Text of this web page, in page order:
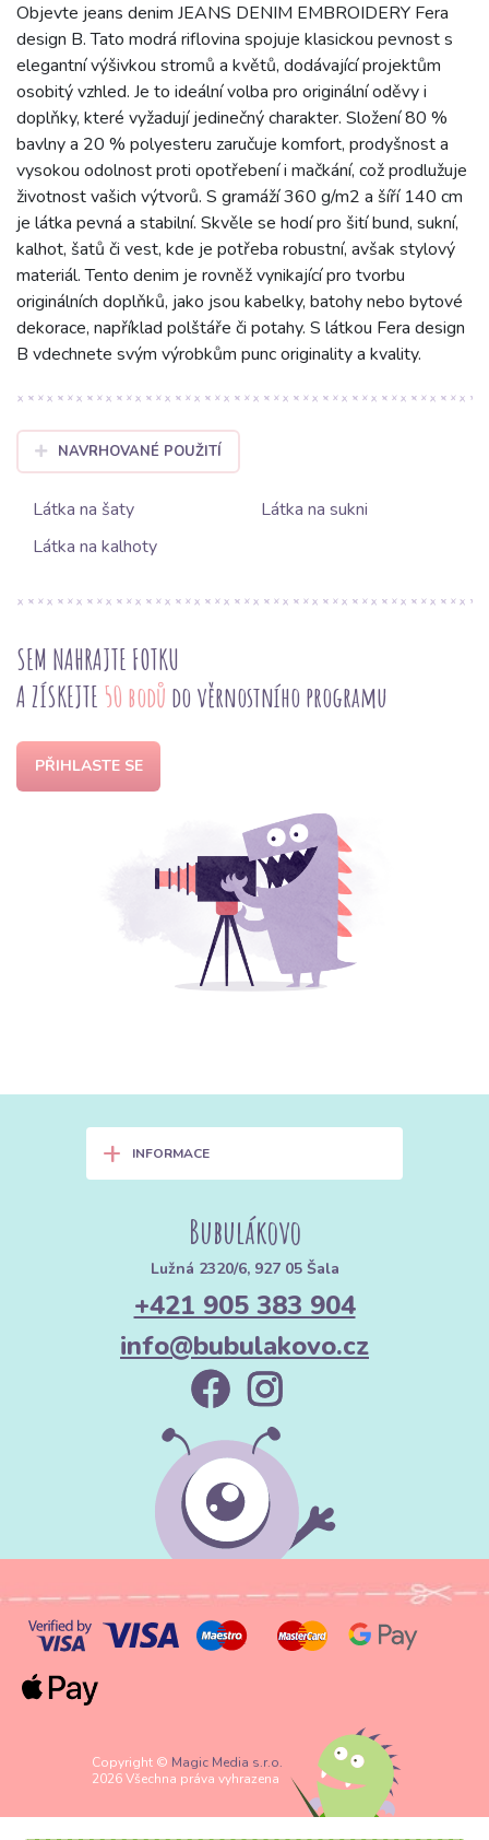
Objevte jeans denim JEANS DENIM EMBROIDERY Fera
design B. Tato modrá riflovina spojuje klasickou pevnost s
elegantní výšivkou stromů a květů, dodávající projektům
osobitý vzhled. Je to ideální volba pro originální oděvy i
doplňky, které vyžadují jedinečný charakter. Složení 80 %
bavlny a 20 % polyesteru zaručuje komfort, prodyšnost a
vysokou odolnost proti opotřebení i mačkání, což prodlužuje
životnost vašich výtvorů. S gramáží 360 g/m2 a šíří 140 cm
je látka pevná a stabilní. Skvěle se hodí pro šití bund, sukní,
kalhot, šatů či vest, kde je potřeba robustní, avšak stylový
materiál. Tento denim je rovněž vynikající pro tvorbu
originálních doplňků, jako jsou kabelky, batohy nebo bytové
dekorace, například polštáře či potahy. S látkou Fera design
B vdechnete svým výrobkům punc originality a kvality.
NAVRHOVANÉ POUŽITÍ
Látka na šaty
Látka na sukni
Látka na kalhoty
SEM NAHRAJTE FOTKU
A ZÍSKEJTE 50 bodů do věrnostního programu
PŘIHLASTE SE
+ INFORMACE
Bubulákovo
Lužná 2320/6, 927 05 Šala
+421 905 383 904
info@bubulakovo.cz
Copyright © Magic Media s.r.o.
2026 Všechna práva vyhrazena